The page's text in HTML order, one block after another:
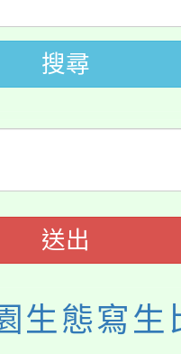
池舉行。
戶享有免
中低收入戶
情可洽有
育及科技
案入校路
育專業人
搜尋
送出
生態寫生